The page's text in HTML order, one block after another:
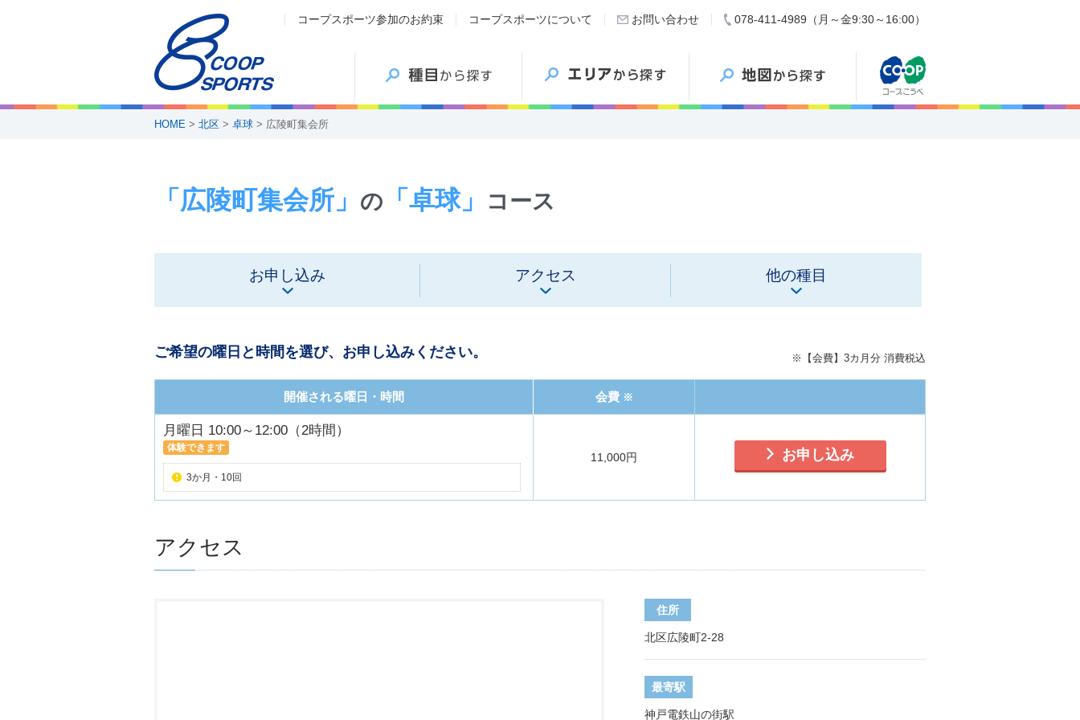
コープスポーツ参加のお約束 コープスポーツについて お問い合わせ 078-411-4989（月～金9:30～16:00）
HOME > 北区 > 卓球 > 広陵町集会所
「広陵町集会所」 の 「卓球」 コース
お申し込み アクセス 他の種目
ご希望の曜日と時間を選び、お申し込みください。 ※【会費】3カ月分 消費税込
開催される曜日・時間 会費 ※
月曜日 10:00～12:00（2時間）
体験できます
3か月・10回
11,000円 お申し込み
アクセス
住所
北区広陵町2-28
最寄駅
神戸電鉄山の街駅